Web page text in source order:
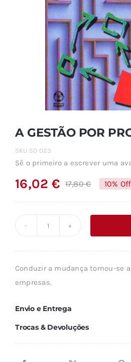
A GESTÃO POR
SKU SO 023
Sê o primeiro a escrever uma
17,80€O
era:
16,02€
O
é:
10% Off
Conduzir a mudança tornou-se
empresas.
Envio e Entrega
Trocas & Devoluções